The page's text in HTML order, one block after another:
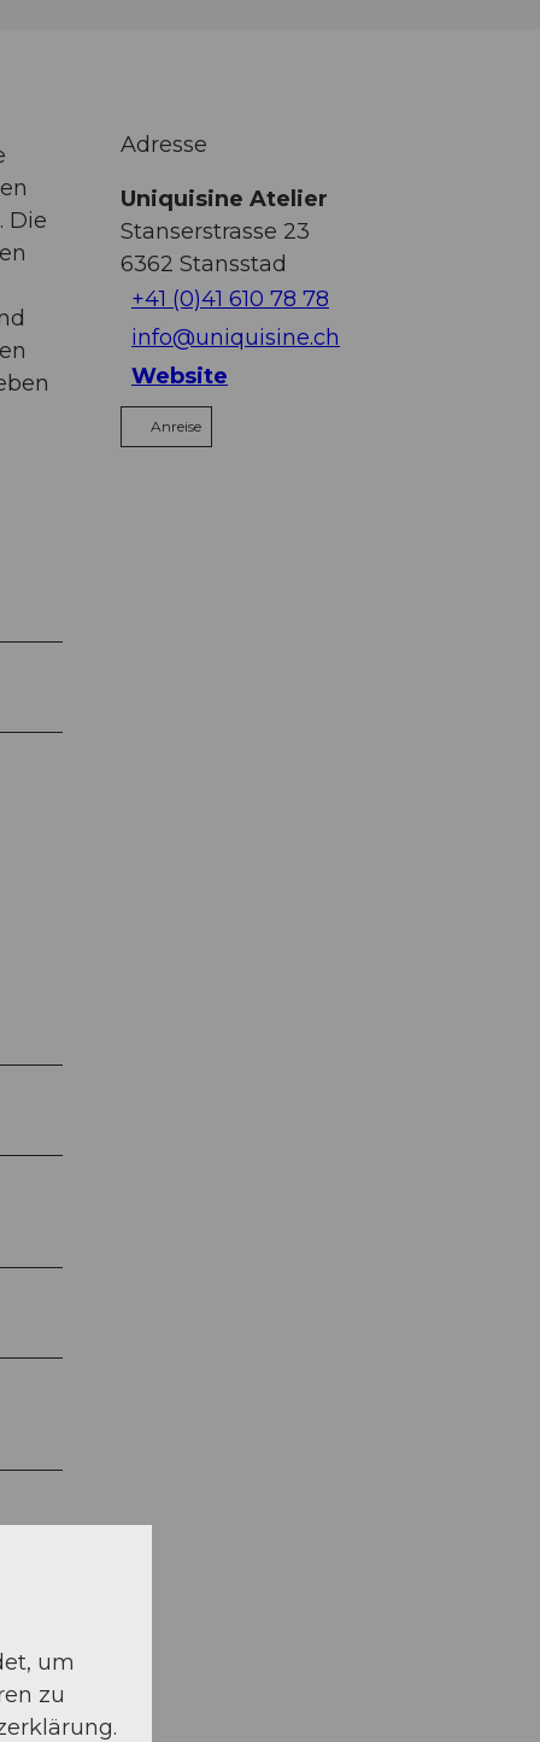
Die
Adresse
Uniquisine Atelier
Stanserstrasse 23
6362 Stansstad
+41 (0)41 610 78 78
info@uniquisine.ch
Website
Anreise
um
zu